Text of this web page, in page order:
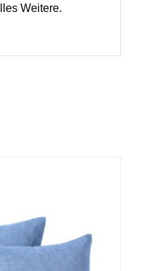
Weitere.